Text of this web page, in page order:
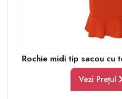
Rochie midi tip sacou cu
Vezi Prețul